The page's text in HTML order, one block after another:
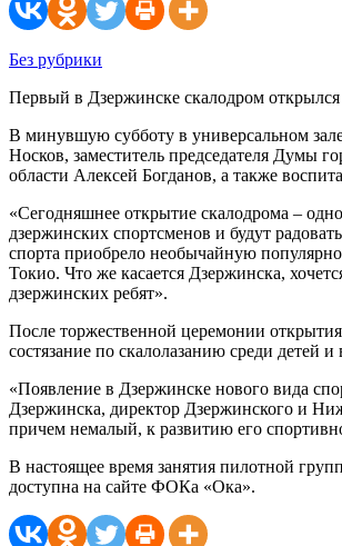
Без рубрики
Первый в Дзержинске скалодром
В минувшую субботу в универсальном
Носков, заместитель председателя Думы
области Алексей Богданов, а также
«Сегодняшнее открытие скалодрома –
дзержинских спортсменов и будут
спорта приобрело необычайную
Токио. Что же касается Дзержинска,
дзержинских ребят».
После торжественной церемонии
состязание по скалолазанию среди детей
«Появление в Дзержинске нового вида
Дзержинска, директор Дзержинского и
причем немалый, к развитию его
В настоящее время занятия пилотной
доступна на сайте ФОКа «Ока».